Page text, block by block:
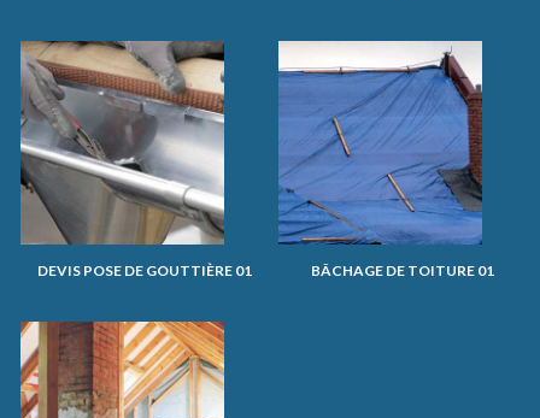
DEVIS POSE DE GOUTTIÈRE 01 BÂCHAGE DE TOITURE 01